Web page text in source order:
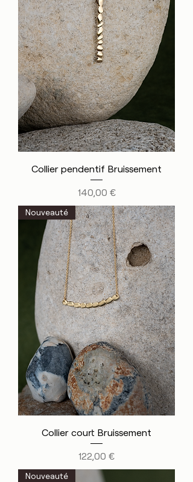
Collier pendentif Bruissement
Prix
140,00 €
Nouveauté
Collier court Bruissement
Prix
122,00 €
Nouveauté